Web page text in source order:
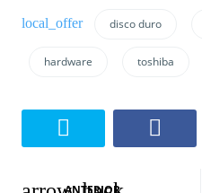
disco duro
hardware toshiba
N ANTERIOR